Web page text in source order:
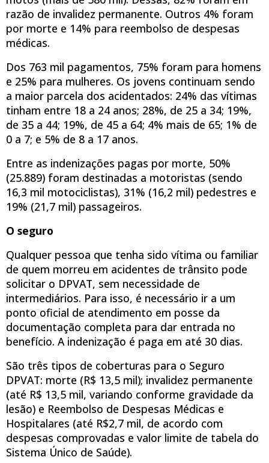
razão de invalidez permanente. Outros 4% foram
por morte e 14% para reembolso de despesas
médicas.
Dos 763 mil pagamentos, 75% foram para homens
e 25% para mulheres. Os jovens continuam sendo
a maior parcela dos acidentados: 24% das vítimas
tinham entre 18 a 24 anos; 28%, de 25 a 34; 19%,
de 35 a 44; 19%, de 45 a 64; 4% mais de 65; 1% de
0 a 7; e 5% de 8 a 17 anos.
Entre as indenizações pagas por morte, 50%
(25.889) foram destinadas a motoristas (sendo
16,3 mil motociclistas), 31% (16,2 mil) pedestres e
19% (21,7 mil) passageiros.
O seguro
Qualquer pessoa que tenha sido vítima ou familiar
de quem morreu em acidentes de trânsito pode
solicitar o DPVAT, sem necessidade de
intermediários. Para isso, é necessário ir a um
ponto oficial de atendimento em posse da
documentação completa para dar entrada no
benefício. A indenização é paga em até 30 dias.
São três tipos de coberturas para o Seguro
DPVAT: morte (R$ 13,5 mil); invalidez permanente
(até R$ 13,5 mil, variando conforme gravidade da
lesão) e Reembolso de Despesas Médicas e
Hospitalares (até R$2,7 mil, de acordo com
despesas comprovadas e valor limite de tabela do
Sistema Único de Saúde).